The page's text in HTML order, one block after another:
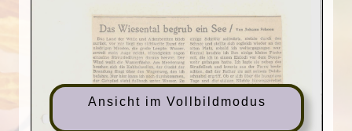
Ansicht im Vollbildmodus